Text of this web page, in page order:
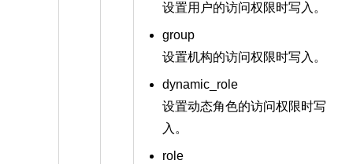
设置用户的访问权限时写入。
group
设置机构的访问权限时写入。
dynamic_role
设置动态角色的访问权限时写
入。
role